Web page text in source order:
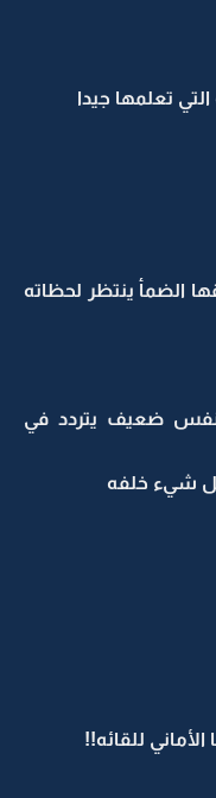
تعلمها جيدا
الضمأ ينتظر لحظاته
نفس ضعيف يتردد في
شيء خلفه
للقائه!!